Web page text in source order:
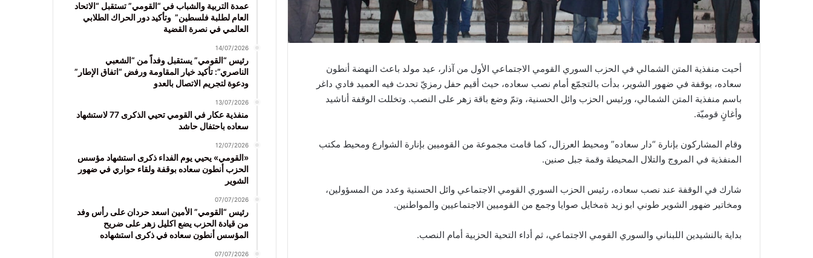
أحيت منفذية المتن الشمالي في الحزب السوري القومي الاجتماعي الأول من آذار، عيد مولد باعث النهضة أنطون
سعاده، بوقفة في ضهور الشوير، بدأت بالتجمّع أمام نصب سعاده، حيث أقيم حفل رمزيّ تحدث فيه العميد فادي داغر
باسم منفذية المتن الشمالي، ورئيس الحزب وائل الحسنية، وتمّ وضع باقة زهر على النصب. وتخللت الوقفة أناشيد
وأغانٍ قوميّة.
وقام المشاركون بإنارة “دار سعاده” ومحيط العرزال، كما قامت مجموعة من القوميين بإنارة الشوارع ومحيط مكتب
المنفذية في المروج والتلال المحيطة وقمة جبل صنين.
شارك في الوقفة عند نصب سعاده، رئيس الحزب السوري القومي الاجتماعي وائل الحسنية وعدد من المسؤولين،
ومخاتير ضهور الشوير طوني ابو زيد ةمخايل صوايا وجمع من القوميين الاجتماعيين والمواطنين.
بداية بالنشيدين اللبناني والسوري القومي الاجتماعي، ثم أداء التحية الحزبية أمام النصب.
عمدة التربية والشباب في “القومي” تستقبل “الاتحاد
العام لطلبة فلسطين” وتأكيد دور الحراك الطلابي
العالمي في نصرة القضية
14/07/2026
رئيس “القومي” يستقبل وفداً من “الشعبي
الناصري”: تأكيد خيار المقاومة ورفض “اتفاق الإطار”
ودعوة لتجريم الاتصال بالعدو
13/07/2026
منفذية عكار في القومي تحيي الذكرى 77 لاستشهاد
سعاده باحتفال حاشد
12/07/2026
«القومي» يحيي يوم الفداء ذكرى استشهاد مؤسس
الحزب أنطون سعاده بوقفة ولقاء حواري في ضهور
الشوير
07/07/2026
رئيس “القومي” الأمين اسعد حردان على رأس وفد
من قيادة الحزب يضع اكليل زهر على ضريح
المؤسس أنطون سعاده في ذكرى استشهاده
07/07/2026